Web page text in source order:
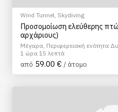
Wind Tunnel, Skydiving
Προσομοίωση ελεύθερης
αρχάριους)
Μέγαρα, Περιφερειακή ενότητα
1 ώρα 15 λεπτά
από 59.00 € / άτομο